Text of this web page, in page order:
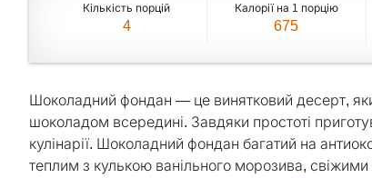
Кількість порцій
4
Калорії на 1 порцію
675
Шоколадний фондан — це винятковий десерт,
шоколадом всередині. Завдяки простоті
кулінарії. Шоколадний фондан багатий на
теплим з кулькою ванільного морозива,